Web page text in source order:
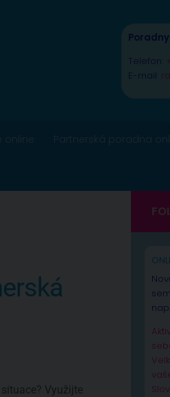
Poradny
Telefon:
E-mail:
online Partnerská poradna
Využijte